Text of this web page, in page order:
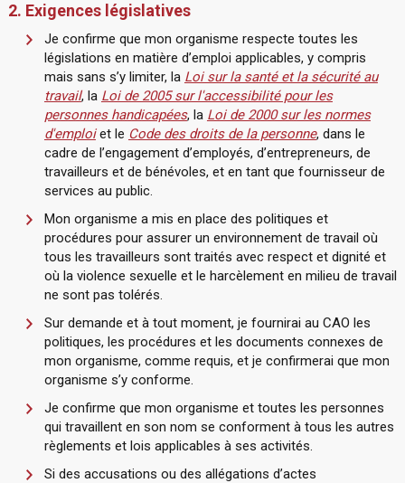
2. Exigences législatives
Je confirme que mon organisme respecte toutes les
législations en matière d’emploi applicables, y compris
mais sans s’y limiter, la Loi sur la santé et la sécurité au
travail, la Loi de 2005 sur l'accessibilité pour les
personnes handicapées, la Loi de 2000 sur les normes
d'emploiet le Code des droits de la personne, dans le
cadre de l’engagement d’employés, d’entrepreneurs, de
travailleurs et de bénévoles, et en tant que fournisseur de
services au public.
Mon organisme a mis en place des politiques et
procédures pour assurer un environnement de travail où
tous les travailleurs sont traités avec respect et dignité et
où la violence sexuelle et le harcèlement en milieu de travail
ne sont pas tolérés.
Sur demande et à tout moment, je fournirai au CAO les
politiques, les procédures et les documents connexes de
mon organisme, comme requis, et je confirmerai que mon
organisme s’y conforme.
Je confirme que mon organisme et toutes les personnes
qui travaillent en son nom se conforment à tous les autres
règlements et lois applicables à ses activités.
Si des accusations ou des allégations d’actes